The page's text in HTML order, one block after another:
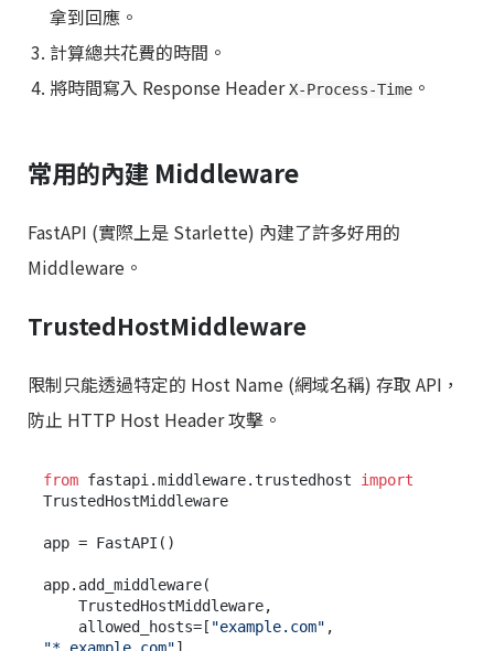
拿到回應。
計算總共花費的時間。
將時間寫入 Response HeaderX-Process-Time 。
常用的內建 Middleware
FastAPI (實際上是 Starlette) 內建了許多好用的
Middleware。
TrustedHostMiddleware
限制只能透過特定的 Host Name (網域名稱) 存取 API，
防止 HTTP Host Header 攻擊。
from fastapi.middleware.trustedhost import
TrustedHostMiddleware
app = FastAPI()
app.add_middleware(
    allowed_hosts=[
"example.com"